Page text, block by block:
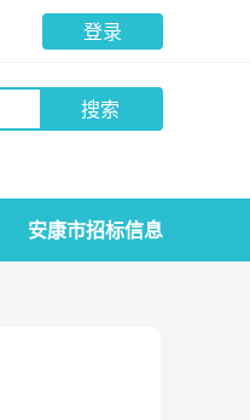
登录
搜索
安康市招标信息